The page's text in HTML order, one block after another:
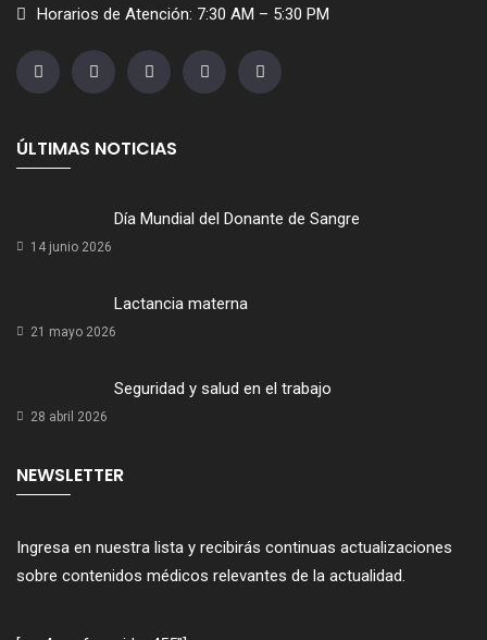
Horarios de Atención: 7:30 AM – 5:30 PM
ÚLTIMAS NOTICIAS
Día Mundial del Donante de Sangre
14 junio 2026
Lactancia materna
21 mayo 2026
Seguridad y salud en el trabajo
28 abril 2026
NEWSLETTER
Ingresa en nuestra lista y recibirás continuas actualizaciones
sobre contenidos médicos relevantes de la actualidad.